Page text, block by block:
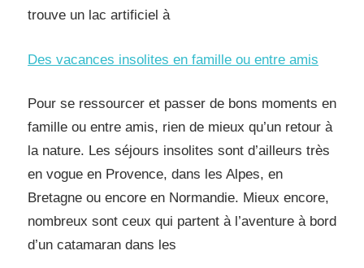
trouve un lac artificiel à
Des vacances insolites en famille ou entre amis
Pour se ressourcer et passer de bons moments en
famille ou entre amis, rien de mieux qu’un retour à
la nature. Les séjours insolites sont d’ailleurs très
en vogue en Provence, dans les Alpes, en
Bretagne ou encore en Normandie. Mieux encore,
nombreux sont ceux qui partent à l’aventure à bord
d’un catamaran dans les